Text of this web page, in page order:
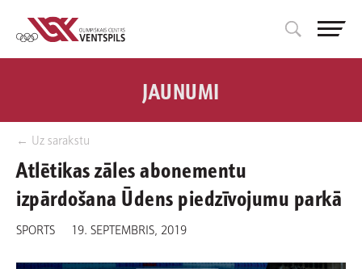
← Uz sarakstu
JAUNUMI
Atlētikas zāles abonementu
izpārdošana Ūdens piedzīvojumu parkā
SPORTS 19. SEPTEMBRIS, 2019